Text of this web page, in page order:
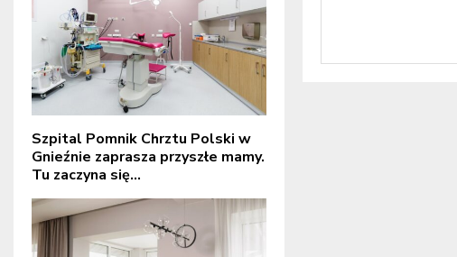
Szpital Pomnik Chrztu Polski w
Gnieźnie zaprasza przyszłe mamy.
Tu zaczyna się...